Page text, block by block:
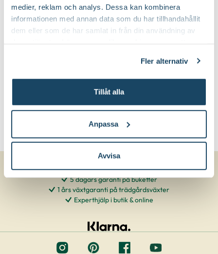
medier, reklam och analys. Dessa kan kombinera
informationen med annan data som du har tillhandahållit
dem eller som de har samlat in från din användning av
Fler alternativ
Tillåt alla
Anpassa
Avvisa
5 dagars garanti på buketter
1 års växtgaranti på trädgårdsväxter
Experthjälp i butik & online